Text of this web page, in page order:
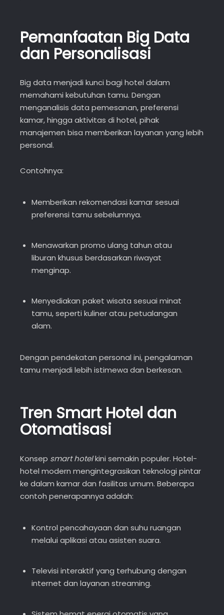
Pemanfaatan Big Data
dan Personalisasi
Big data menjadi kunci bagi hotel dalam
memahami kebutuhan tamu. Dengan
menganalisis data pemesanan, preferensi
kamar, hingga aktivitas di hotel, pihak
manajemen bisa memberikan layanan yang lebih
personal.
Contohnya:
Memberikan rekomendasi kamar sesuai
preferensi tamu sebelumnya.
Menawarkan promo ulang tahun atau
liburan khusus berdasarkan riwayat
menginap.
Menyediakan paket wisata sesuai minat
tamu, seperti kuliner atau petualangan
alam.
Dengan pendekatan personal ini, pengalaman
tamu menjadi lebih istimewa dan berkesan.
Tren Smart Hotel dan
Otomatisasi
Konsep smart hotelkini semakin populer. Hotel-
hotel modern mengintegrasikan teknologi pintar
ke dalam kamar dan fasilitas umum. Beberapa
contoh penerapannya adalah:
Kontrol pencahayaan dan suhu ruangan
melalui aplikasi atau asisten suara.
Televisi interaktif yang terhubung dengan
internet dan layanan streaming.